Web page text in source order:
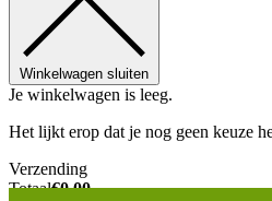
Winkelwagen sluiten
Je winkelwagen is leeg.
Het lijkt erop dat je nog geen keuze
Verzending
Totaal€0,00